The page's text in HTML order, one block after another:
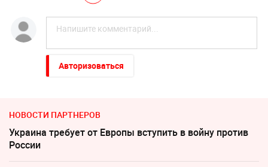
Авторизоваться
НОВОСТИ ПАРТНЕРОВ
Украина требует от Европы вступить в войну против
России